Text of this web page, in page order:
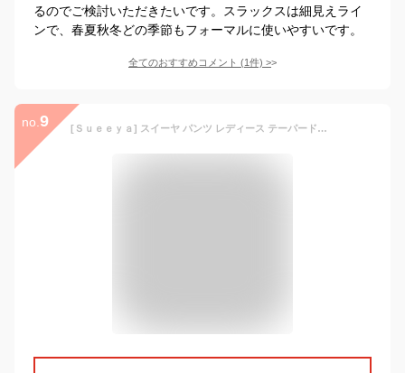
るのでご検討いただきたいです。スラックスは細見えライ
ンで、春夏秋冬どの季節もフォーマルに使いやすいです。
全てのおすすめコメント (1件) >
no. 9 [Ｓｕｅｅｙａ] スイーヤ パンツ レディース テーパードパンツ スラックス スーツパンツ ウエストゴム 着痩せ 美脚 知的 着回し力 仕事服 ロング ズボン オフィス カジュアル 通勤 春 夏 秋